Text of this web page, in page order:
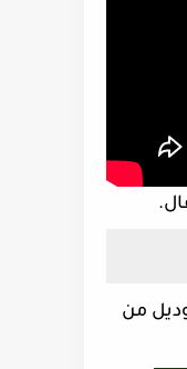
مقاسات من 41 - 42 - 43 - 44 - 45 , يوجد اكتر من 50 موديل من